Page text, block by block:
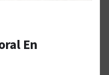
En